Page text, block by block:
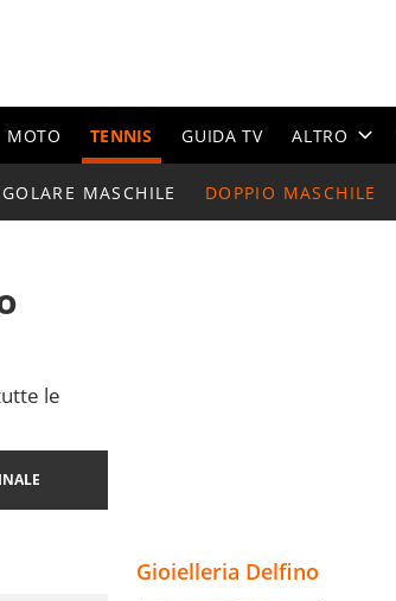
MOTO TENNIS GUIDA TV ALTRO
CALENDARI
MASCHILE DOPPIO MASCHILE
le
Gioielleria Delfino